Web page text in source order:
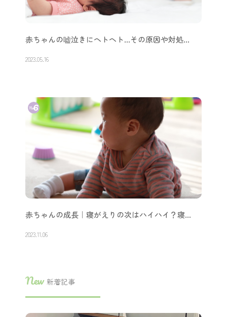
赤ちゃんの嘘泣きにヘトヘト…その原因や対処…
2023.05.16
赤ちゃんの成長｜寝がえりの次はハイハイ？寝…
2023.11.06
New 新着記事